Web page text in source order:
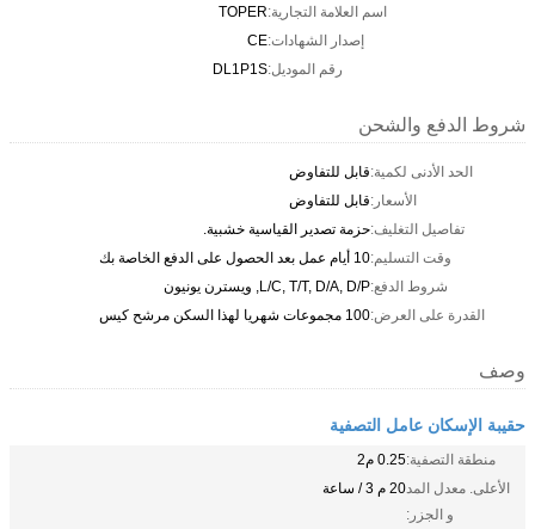
اسم العلامة التجارية:TOPER
إصدار الشهادات:CE
رقم الموديل:DL1P1S
شروط الدفع والشحن
الحد الأدنى لكمية:قابل للتفاوض
الأسعار:قابل للتفاوض
تفاصيل التغليف:حزمة تصدير القياسية خشبية.
وقت التسليم:10 أيام عمل بعد الحصول على الدفع الخاصة بك
شروط الدفع:L/C, T/T, D/A, D/P, ويسترن يونيون
القدرة على العرض:100 مجموعات شهريا لهذا السكن مرشح كيس
وصف
حقيبة الإسكان عامل التصفية
منطقة التصفية:0.25 م2
الأعلى. معدل المد
و الجزر:
20 م 3 / ساعة